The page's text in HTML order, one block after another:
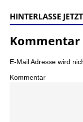
HINTERLASSE
E-Mail Adresse wird
Kommentar